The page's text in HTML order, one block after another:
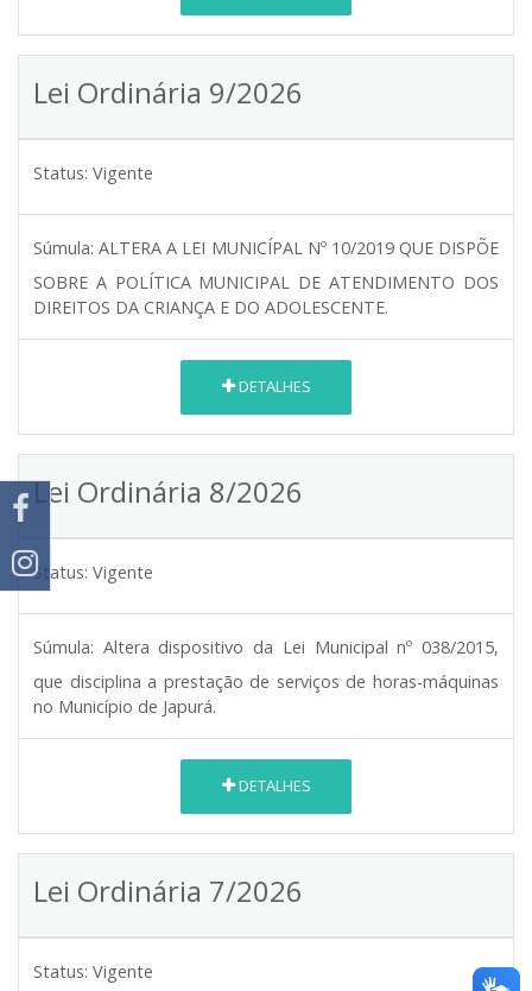
Lei Ordinária 9/2026
Status: Vigente
Súmula: ALTERA A LEI MUNICÍPAL Nº 10/2019 QUE DISPÕE
SOBRE A POLÍTICA MUNICIPAL DE ATENDIMENTO DOS
DIREITOS DA CRIANÇA E DO ADOLESCENTE.
DETALHES
Lei Ordinária 8/2026
Status: Vigente
Súmula: Altera dispositivo da Lei Municipal nº 038/2015,
que disciplina a prestação de serviços de horas-máquinas
no Município de Japurá.
DETALHES
Lei Ordinária 7/2026
Status: Vigente